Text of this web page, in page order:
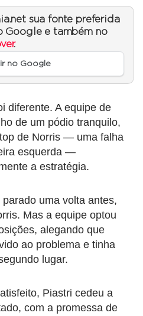
sua fonte preferida
Google e também no
.
no Google
diferente. A equipe de
de um pódio tranquilo,
de Norris — uma falha
esquerda —
a estratégia.
parado uma volta antes,
Mas a equipe optou
alegando que
ao problema e tinha
lugar.
Piastri cedeu a
com a promessa de